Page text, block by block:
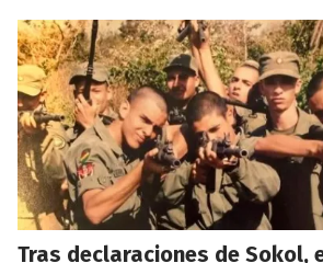
Tras declaraciones de Sokol,